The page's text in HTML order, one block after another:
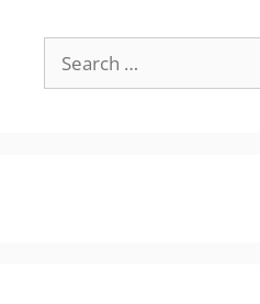
for: